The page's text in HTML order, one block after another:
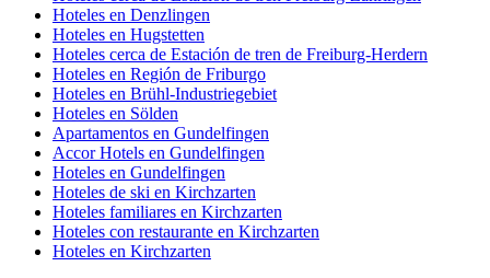
Hoteles en Denzlingen
Hoteles en Hugstetten
Hoteles cerca de Estación de tren de Freiburg-Herdern
Hoteles en Región de Friburgo
Hoteles en Brühl-Industriegebiet
Hoteles en Sölden
Apartamentos en Gundelfingen
Accor Hotels en Gundelfingen
Hoteles en Gundelfingen
Hoteles de ski en Kirchzarten
Hoteles familiares en Kirchzarten
Hoteles con restaurante en Kirchzarten
Hoteles en Kirchzarten